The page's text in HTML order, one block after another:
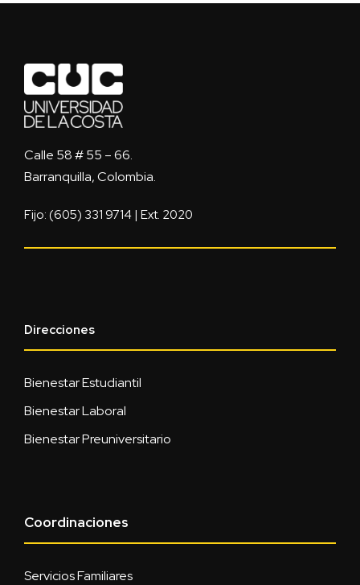
Calle 58 # 55 – 66.
Barranquilla, Colombia.
Fijo: (605) 331 9714 | Ext. 2020
Direcciones
Bienestar Estudiantil
Bienestar Laboral
Bienestar Preuniversitario
Coordinaciones
Servicios Familiares